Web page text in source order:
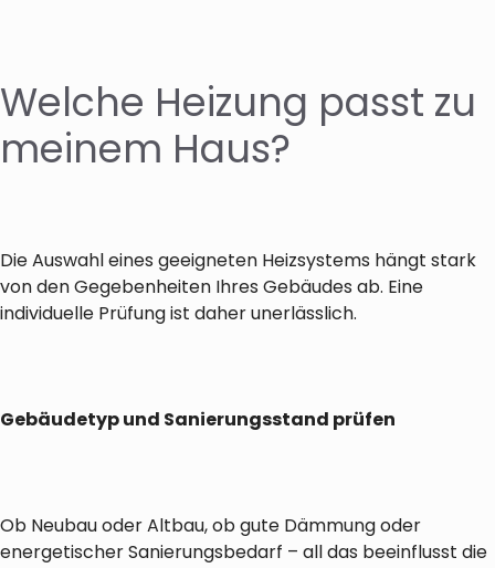
Welche Heizung passt zu
meinem Haus?
Die Auswahl eines geeigneten Heizsystems hängt stark
von den Gegebenheiten Ihres Gebäudes ab. Eine
individuelle Prüfung ist daher unerlässlich.
Gebäudetyp und Sanierungsstand prüfen
Ob Neubau oder Altbau, ob gute Dämmung oder
energetischer Sanierungsbedarf – all das beeinflusst die